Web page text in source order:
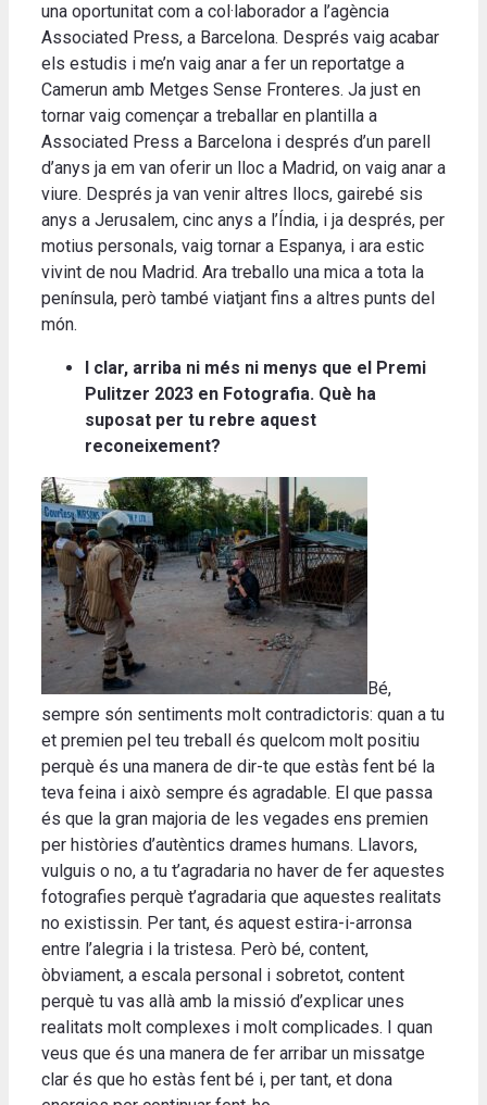
una oportunitat com a col·laborador a l’agència
Associated Press, a Barcelona. Després vaig acabar
els estudis i me’n vaig anar a fer un reportatge a
Camerun amb Metges Sense Fronteres. Ja just en
tornar vaig començar a treballar en plantilla a
Associated Press a Barcelona i després d’un parell
d’anys ja em van oferir un lloc a Madrid, on vaig anar a
viure. Després ja van venir altres llocs, gairebé sis
anys a Jerusalem, cinc anys a l’Índia, i ja després, per
motius personals, vaig tornar a Espanya, i ara estic
vivint de nou Madrid. Ara treballo una mica a tota la
península, però també viatjant fins a altres punts del
món.
I clar, arriba ni més ni menys que el Premi
Pulitzer 2023 en Fotografia. Què ha
suposat per tu rebre aquest
reconeixement?
Bé,
sempre són sentiments molt contradictoris: quan a tu
et premien pel teu treball és quelcom molt positiu
perquè és una manera de dir-te que estàs fent bé la
teva feina i això sempre és agradable. El que passa
és que la gran majoria de les vegades ens premien
per històries d’autèntics drames humans. Llavors,
vulguis o no, a tu t’agradaria no haver de fer aquestes
fotografies perquè t’agradaria que aquestes realitats
no existissin. Per tant, és aquest estira-i-arronsa
entre l’alegria i la tristesa. Però bé, content,
òbviament, a escala personal i sobretot, content
perquè tu vas allà amb la missió d’explicar unes
realitats molt complexes i molt complicades. I quan
veus que és una manera de fer arribar un missatge
clar és que ho estàs fent bé i, per tant, et dona